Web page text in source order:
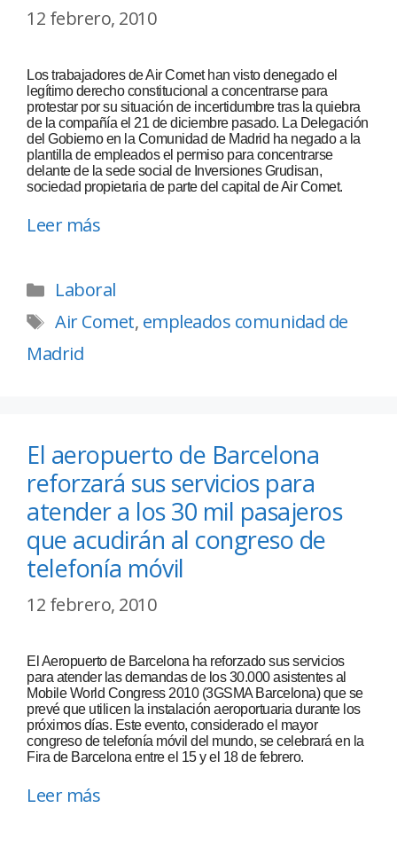
12 febrero, 2010
Los trabajadores de Air Comet han visto denegado el
legítimo derecho constitucional a concentrarse para
protestar por su situación de incertidumbre tras la quiebra
de la compañía el 21 de diciembre pasado. La Delegación
del Gobierno en la Comunidad de Madrid ha negado a la
plantilla de empleados el permiso para concentrarse
delante de la sede social de Inversiones Grudisan,
sociedad propietaria de parte del capital de Air Comet.
Leer más
Laboral
Air Comet, empleados comunidad de
Madrid
El aeropuerto de Barcelona
reforzará sus servicios para
atender a los 30 mil pasajeros
que acudirán al congreso de
telefonía móvil
12 febrero, 2010
El Aeropuerto de Barcelona ha reforzado sus servicios
para atender las demandas de los 30.000 asistentes al
Mobile World Congress 2010 (3GSMA Barcelona) que se
prevé que utilicen la instalación aeroportuaria durante los
próximos días. Este evento, considerado el mayor
congreso de telefonía móvil del mundo, se celebrará en la
Fira de Barcelona entre el 15 y el 18 de febrero.
Leer más